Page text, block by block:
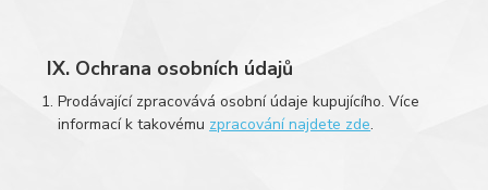
IX. Ochrana osobních údajů
Prodávající zpracovává osobní údaje kupujícího. Více
informací k takovému zpracování najdete zde.